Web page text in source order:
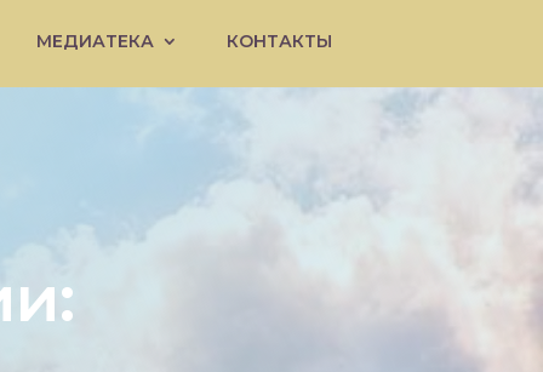
МЕДИАТЕКА КОНТАКТЫ